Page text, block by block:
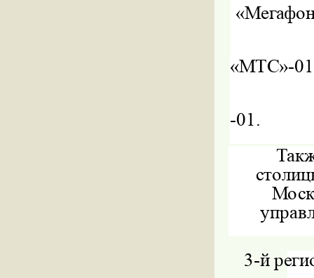
«МТС»-
-01.
3-й